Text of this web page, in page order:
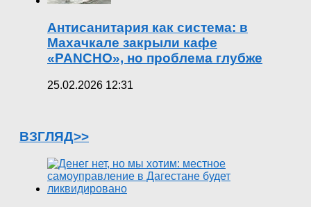
Антисанитария как система: в
Махачкале закрыли кафе
«PANCHO», но проблема глубже
25.02.2026 12:31
ВЗГЛЯД>>